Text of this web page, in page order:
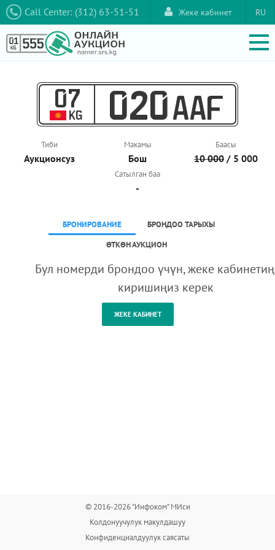
Call Center: (312) 63-51-51 RU
Жеке кабинет
07
KG 020 AAF
Тиби
Аукционcуз
Макамы
Бош
Баасы
10 000 / 5 000
Сатылган баа
-
БРОНИРОВАНИЕ
БРОНДОО ТАРЫХЫ
ӨТКӨН АУКЦИОН
Бул номерди брондоо үчүн, жеке
киришиңиз керек
© 2016-2026 "Инфоком" МИси
Колдонуучулук макулдашуу
Конфиденциалдуулук саясаты